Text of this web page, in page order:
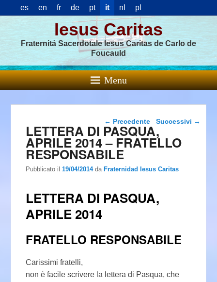
es en fr de pt it nl pl
Iesus Caritas
Fraternitá Sacerdotale Iesus Caritas de Carlo de
Foucauld
Menu
Navigazione articolo
← Precedente Successivi →
LETTERA DI PASQUA,
APRILE 2014 – FRATELLO
RESPONSABILE
Pubblicato il19/04/2014 daFraternidad Iesus Caritas
LETTERA DI PASQUA,
APRILE 2014
FRATELLO RESPONSABILE
Carissimi fratelli,
non è facile scrivere la lettera di Pasqua, che